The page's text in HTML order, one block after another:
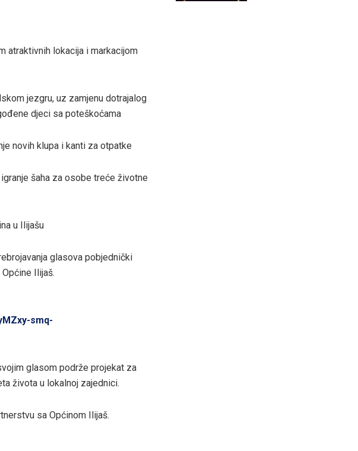
atraktivnih lokacija i markacijom
jezgru, uz zamjenu dotrajalog
djeci sa poteškoćama
novih klupa i kanti za otpatke
šaha za osobe treće životne
u Ilijašu
glasova pobjednički
Ilijaš.
smq-
glasom podrže projekat za
života u lokalnoj zajednici.
sa Općinom Ilijaš.